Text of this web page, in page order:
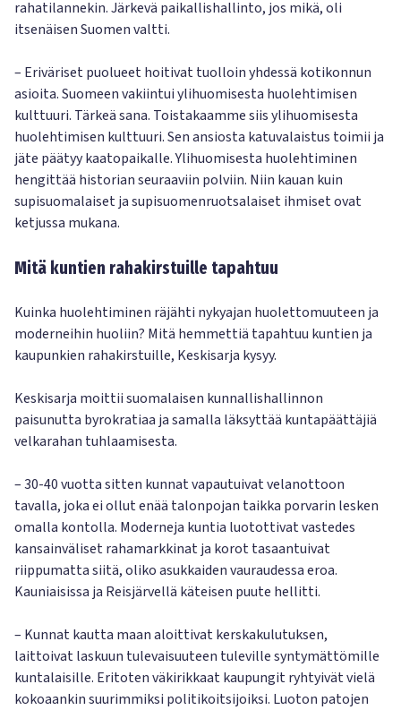
rahatilannekin. Järkevä paikallishallinto, jos mikä, oli
itsenäisen Suomen valtti.
– Eriväriset puolueet hoitivat tuolloin yhdessä kotikonnun
asioita. Suomeen vakiintui ylihuomisesta huolehtimisen
kulttuuri. Tärkeä sana. Toistakaamme siis ylihuomisesta
huolehtimisen kulttuuri. Sen ansiosta katuvalaistus toimii ja
jäte päätyy kaatopaikalle. Ylihuomisesta huolehtiminen
hengittää historian seuraaviin polviin. Niin kauan kuin
supisuomalaiset ja supisuomenruotsalaiset ihmiset ovat
ketjussa mukana.
Mitä kuntien rahakirstuille tapahtuu
Kuinka huolehtiminen räjähti nykyajan huolettomuuteen ja
moderneihin huoliin? Mitä hemmettiä tapahtuu kuntien ja
kaupunkien rahakirstuille, Keskisarja kysyy.
Keskisarja moittii suomalaisen kunnallishallinnon
paisunutta byrokratiaa ja samalla läksyttää kuntapäättäjiä
velkarahan tuhlaamisesta.
– 30-40 vuotta sitten kunnat vapautuivat velanottoon
tavalla, joka ei ollut enää talonpojan taikka porvarin lesken
omalla kontolla. Moderneja kuntia luotottivat vastedes
kansainväliset rahamarkkinat ja korot tasaantuivat
riippumatta siitä, oliko asukkaiden vauraudessa eroa.
Kauniaisissa ja Reisjärvellä käteisen puute hellitti.
– Kunnat kautta maan aloittivat kerskakulutuksen,
laittoivat laskuun tulevaisuuteen tuleville syntymättömille
kuntalaisille. Eritoten väkirikkaat kaupungit ryhtyivät vielä
kokoaankin suurimmiksi politikoitsijoiksi. Luoton patojen